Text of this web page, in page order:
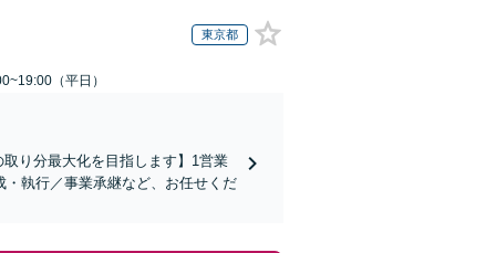
東京都
（平日）
り分最大化を目指します】1営業
執行／事業承継など、お任せくだ